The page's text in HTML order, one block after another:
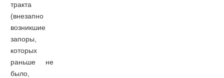
тракта
(внезапно
возникшие
запоры,
которых
раньше не
было,